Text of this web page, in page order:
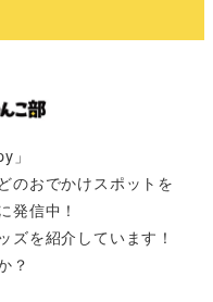
」
のおでかけスポットを
発信中！
ズを紹介しています！
？